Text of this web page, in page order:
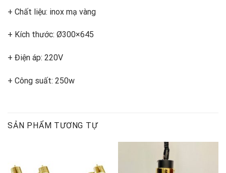
+ Chất liệu: inox mạ vàng
+ Kích thước: Ø300×645
+ Điện áp: 220V
+ Công suất: 250w
SẢN PHẨM TƯƠNG TỰ